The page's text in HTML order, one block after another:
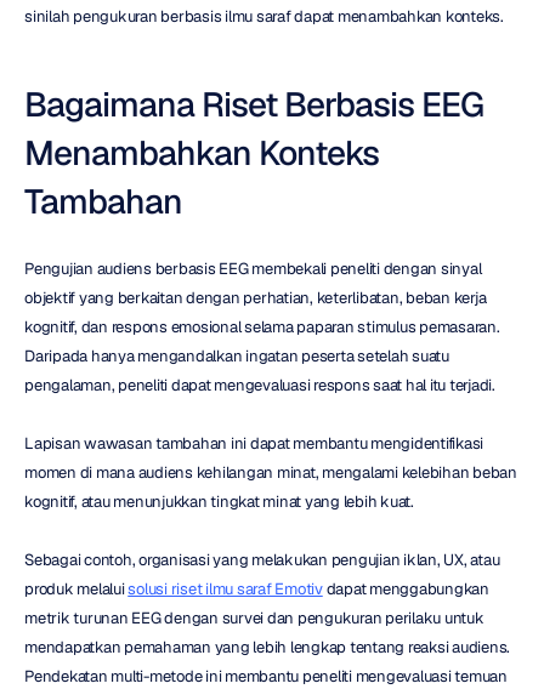
sinilah pengukuran berbasis ilmu saraf dapat menambahkan konteks.
Bagaimana Riset Berbasis EEG
Menambahkan Konteks
Tambahan
Pengujian audiens berbasis EEG membekali peneliti dengan sinyal
objektif yang berkaitan dengan perhatian, keterlibatan, beban kerja
kognitif, dan respons emosional selama paparan stimulus pemasaran.
Daripada hanya mengandalkan ingatan peserta setelah suatu
pengalaman, peneliti dapat mengevaluasi respons saat hal itu terjadi.
Lapisan wawasan tambahan ini dapat membantu mengidentifikasi
momen di mana audiens kehilangan minat, mengalami kelebihan beban
kognitif, atau menunjukkan tingkat minat yang lebih kuat.
Sebagai contoh, organisasi yang melakukan pengujian iklan, UX, atau
produk melalui solusi riset ilmu saraf Emotiv dapat menggabungkan
metrik turunan EEG dengan survei dan pengukuran perilaku untuk
mendapatkan pemahaman yang lebih lengkap tentang reaksi audiens.
Pendekatan multi-metode ini membantu peneliti mengevaluasi temuan